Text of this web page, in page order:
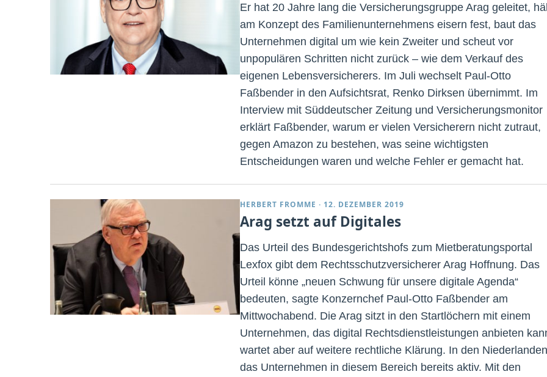
Er hat 20 Jahre lang die Versicherungsgruppe Arag geleitet,
am Konzept des Familienunternehmens eisern fest, baut das
Unternehmen digital um wie kein Zweiter und scheut vor
unpopulären Schritten nicht zurück – wie dem Verkauf des
eigenen Lebensversicherers. Im Juli wechselt Paul-Otto
Faßbender in den Aufsichtsrat, Renko Dirksen übernimmt. Im
Interview mit Süddeutscher Zeitung und Versicherungsmonitor
erklärt Faßbender, warum er vielen Versicherern nicht zutraut,
gegen Amazon zu bestehen, was seine wichtigsten
Entscheidungen waren und welche Fehler er gemacht hat.
HERBERT FROMME · 12. DEZEMBER 2019
Arag setzt auf Digitales
Das Urteil des Bundesgerichtshofs zum Mietberatungsportal
Lexfox gibt dem Rechtsschutzversicherer Arag Hoffnung. Das
Urteil könne „neuen Schwung für unsere digitale Agenda“
bedeuten, sagte Konzernchef Paul-Otto Faßbender am
Mittwochabend. Die Arag sitzt in den Startlöchern mit einem
Unternehmen, das digital Rechtsdienstleistungen anbieten
wartet aber auf weitere rechtliche Klärung. In den
das Unternehmen in diesem Bereich bereits aktiv. Mit den